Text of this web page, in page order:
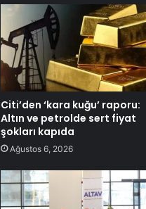
Citi’den ‘kara kuğu’ raporu:
Altın ve petrolde sert fiyat
şokları kapıda
Ağustos 6, 2026